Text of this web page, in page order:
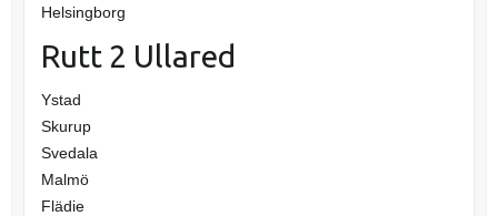
Helsingborg
Rutt 2 Ullared
Ystad
Skurup
Svedala
Malmö
Flädie